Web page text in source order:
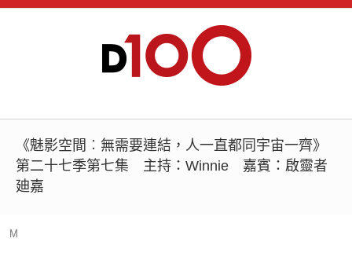
《魅影空間︰無需要連結，人一直都同宇宙一齊》
第二十七季第七集 主持：Winnie 嘉賓：啟靈者
廸嘉
M